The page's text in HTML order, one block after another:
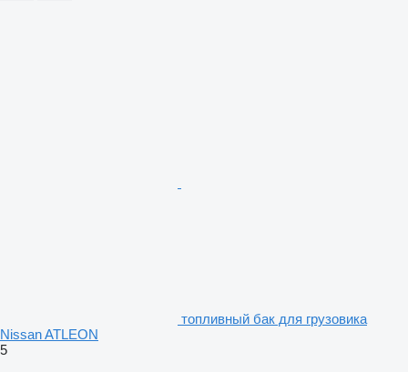
топливный бак для грузовика
Nissan ATLEON
5